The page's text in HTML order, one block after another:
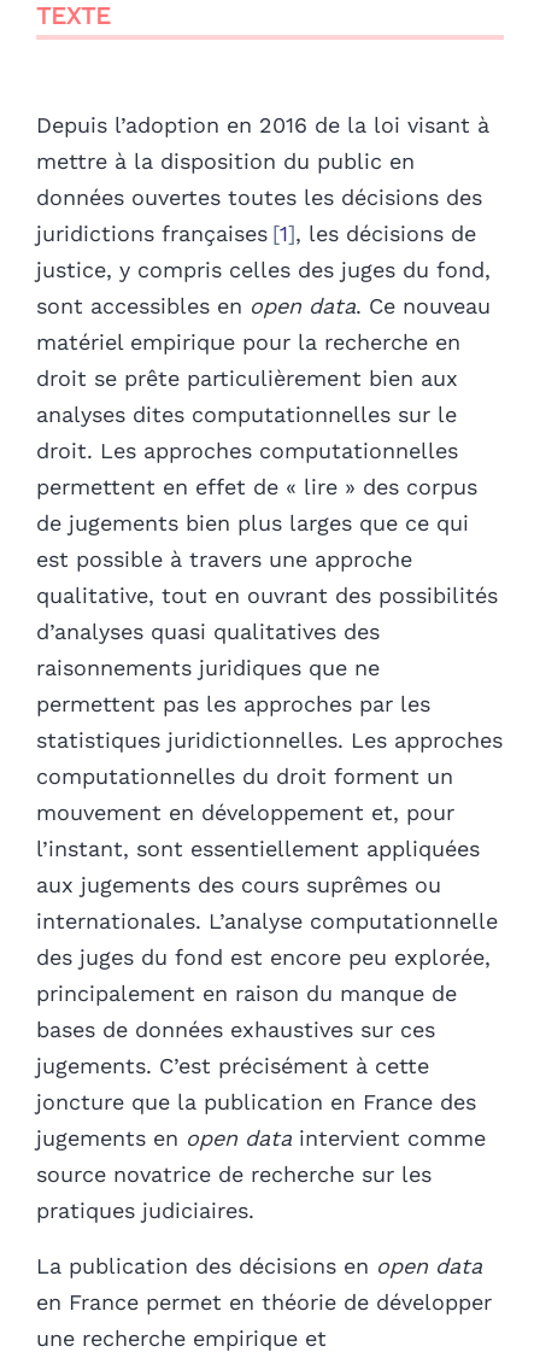
TEXTE
Depuis l’adoption en 2016 de la loi visant à
mettre à la disposition du public en
données ouvertes toutes les décisions des
juridictions françaises 1 , les décisions de
justice, y compris celles des juges du fond,
sont accessibles en open data. Ce nouveau
matériel empirique pour la recherche en
droit se prête particulièrement bien aux
analyses dites computationnelles sur le
droit. Les approches computationnelles
permettent en effet de « lire » des corpus
de jugements bien plus larges que ce qui
est possible à travers une approche
qualitative, tout en ouvrant des possibilités
d’analyses quasi qualitatives des
raisonnements juridiques que ne
permettent pas les approches par les
statistiques juridictionnelles. Les approches
computationnelles du droit forment un
mouvement en développement et, pour
l’instant, sont essentiellement appliquées
aux jugements des cours suprêmes ou
internationales. L’analyse computationnelle
des juges du fond est encore peu explorée,
principalement en raison du manque de
bases de données exhaustives sur ces
jugements. C’est précisément à cette
joncture que la publication en France des
jugements en open data intervient comme
source novatrice de recherche sur les
pratiques judiciaires.
La publication des décisions en open data
en France permet en théorie de développer
une recherche empirique et